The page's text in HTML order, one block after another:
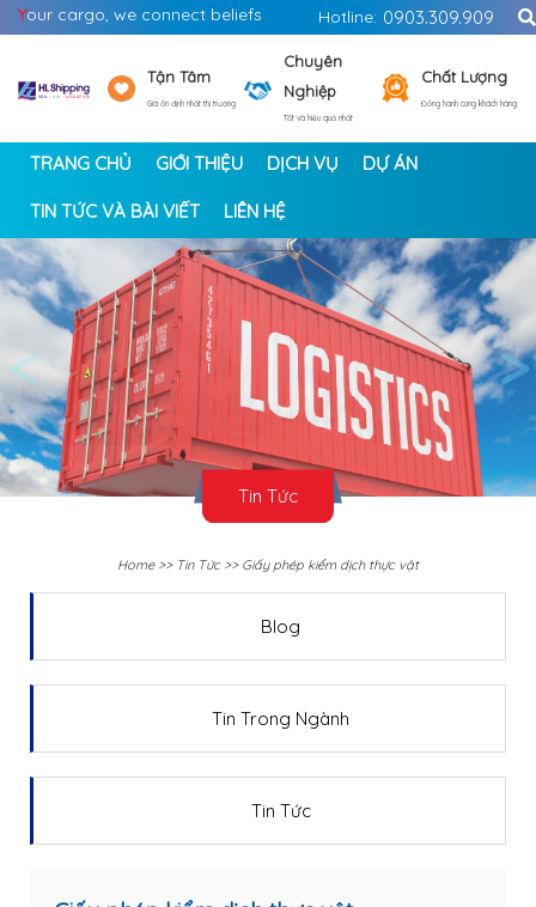
Your cargo, we connect beliefs Hotline: 0903.309.909
Tận Tâm
Giá ổn định nhất thị trường
Chuyên
Nghiệp
Tốt và hiệu quả nhất
Chất Lượng
Đồng hành cùng khách hàng
TRANG CHỦ GIỚI THIỆU DỊCH VỤ DỰ ÁN
TIN TỨC VÀ BÀI VIẾT LIÊN HỆ
< >
Tin Tức
Home>> Tin Tức>> Giấy phép kiểm dịch thực vật
Blog
Tin Trong Ngành
Tin Tức